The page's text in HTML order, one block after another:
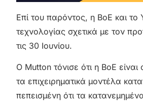
Επί του παρόντος, η BoE και
τεχνολογίας σχετικά με τον
τις 30 Ιουνίου.
Ο Mutton τόνισε ότι η BoE
τα επιχειρηματικά μοντέλα
πεπεισμένη ότι τα